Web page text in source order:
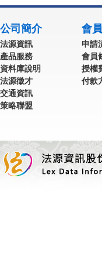
公司簡介
法源資訊
產品服務
資料庫說明
法源徵才
交通資訊
策略聯盟
會
申請
會員
授權
付款